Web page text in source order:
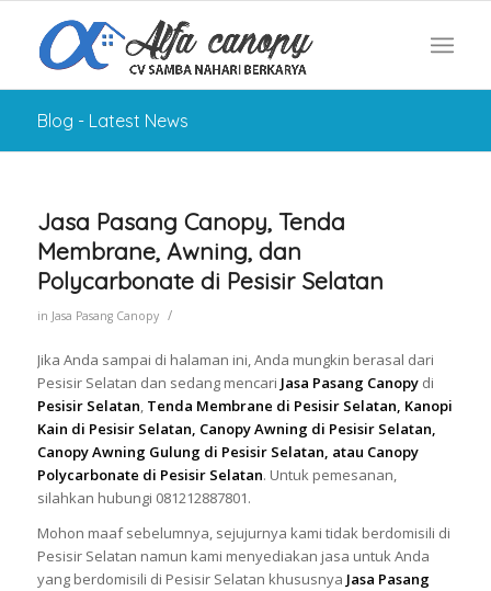
Blog - Latest News
Jasa Pasang Canopy, Tenda
Membrane, Awning, dan
Polycarbonate di Pesisir Selatan
in Jasa Pasang Canopy /
Jika Anda sampai di halaman ini, Anda mungkin berasal dari
Pesisir Selatan dan sedang mencari Jasa Pasang Canopy di
Pesisir Selatan, Tenda Membrane di Pesisir Selatan, Kanopi
Kain di Pesisir Selatan, Canopy Awning di Pesisir Selatan,
Canopy Awning Gulung di Pesisir Selatan, atau Canopy
Polycarbonate di Pesisir Selatan. Untuk pemesanan,
silahkan hubungi 081212887801.
Mohon maaf sebelumnya, sejujurnya kami tidak berdomisili di
Pesisir Selatan namun kami menyediakan jasa untuk Anda
yang berdomisili di Pesisir Selatan khususnya Jasa Pasang